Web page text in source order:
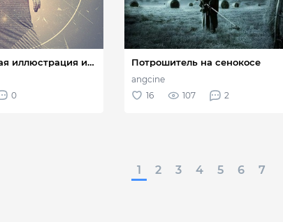
1 2 3 4 5 6 7